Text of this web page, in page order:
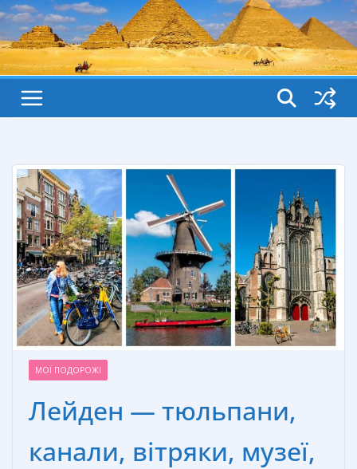
МОЇ ПОДОРОЖІ
Лейден — тюльпани,
канали, вітряки, музеї,